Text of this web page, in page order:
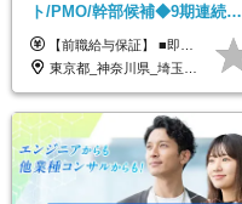
ト/PMO/幹部候補◆9期連続大
幅増益！10期目の成長＋安定
性【前給保証】
【前職給与保証】 ■即戦力（経験目安5年以上）： 月給45万円～80万円 ■経験者（経験目安3年以上）： 月給40万円～60万円 ■ローキャリア（経験目安1年程度）： 月給35万円～40万円 ■未経験者： 月給30万円～35万円 ※上記金額には固定残業代30時間分 【未経験者5万5000円～7万3000円、 ローキャリア6万4000円～7万3000円、 経験者5万8000円～10万9000円、 即戦力8万2000円～14万5000円】を含みます。 ※30時間を超える場合は追加で全額支給します。 ※経験・能力・前職給与などを総合的に評価したうえでご納得いただけるよう個別決定。 未経験者の場合、前職給与とポテンシャルを査定のうえ決定いたします。 ※日本国内でのIT業界経験、または同等の実務経験と能力に応じて決定します。 ※前職給与は日本円かつ、日本国内での実績に基づき評価します。 【納得の評価システム】 ★クォーター毎に査定する評価制度導入！ 明確な評価基準で翌年度年収を上げましょう！ ★評価対象期間に在籍中のほとんどの社員が昇給し 年収アップを実現しています！ ★様々なインセンティブ制度を用意し多角的に正当評価しています！ ※試用期間6カ月（期間中の待遇等に差異なし）
東京都_神奈川県_埼玉県_千葉県